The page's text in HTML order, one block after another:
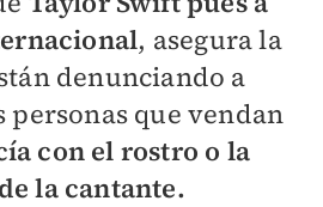
, asegura la
denunciando a
personas que vendan
con el rostro o la
la cantante.